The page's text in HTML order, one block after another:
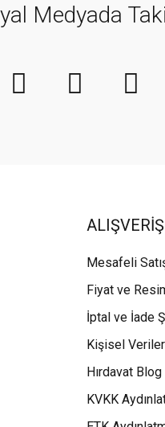
Medyada
ALIŞVERİŞ
Mesafeli
Fiyat ve
İptal ve İade
Kişisel
Hırdavat Blog
KVKK